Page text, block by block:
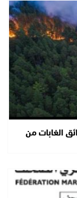
الغابات من